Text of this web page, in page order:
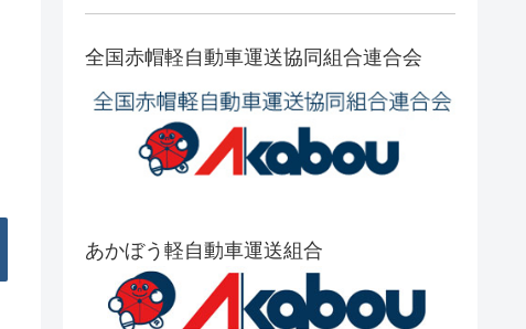
全国赤帽軽自動車運送協同組合連合会
あかぼう軽自動車運送組合